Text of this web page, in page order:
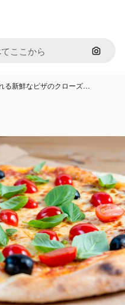
画像で
る新鮮なピザのクローズ…